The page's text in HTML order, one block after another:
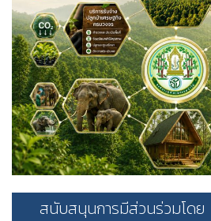
สนับสนุนการมีส่วนร่วมโดย